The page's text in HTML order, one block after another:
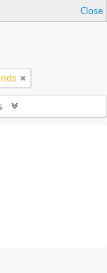
Close